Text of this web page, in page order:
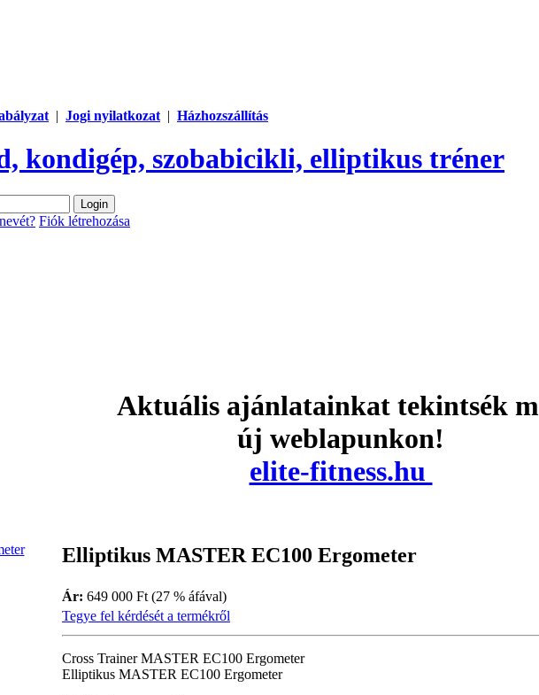
| Jogi nyilatkozat | Házhozszállítás
kondigép, szobabicikli, elliptikus tréner
Fiók létrehozása
Aktuális ajánlatainkat tekintsék
új weblapunkon!
elite-fitness.hu
Elliptikus MASTER EC100 Ergometer
Ár: 649 000 Ft (27 % áfával)
Tegye fel kérdését a termékről
Cross Trainer MASTER EC100 Ergometer
Elliptikus MASTER EC100 Ergometer